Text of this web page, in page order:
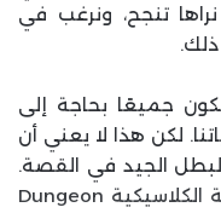
تنجح، ونرغب في
جميعًا بحاجة إلى
لكن هذا لا يعني أن
الجيد في القصة.
على سبيل المثال، لعبة الاستراتيجية الكلاسيكية Dungeon